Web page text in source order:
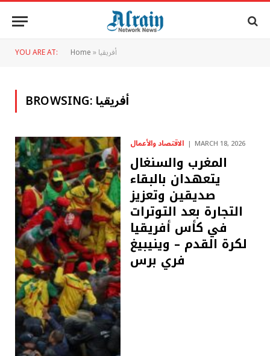
YOU ARE AT: Home»أفريقيا
BROWSING:أفريقيا
الاقتصاد والأعمال MARCH 18, 2026
المغرب والسنغال
يتعهدان بالبقاء
صديقين وتعزيز
التجارة بعد التوترات
في كأس أفريقيا
لكرة القدم – وينيبيغ
فري برس